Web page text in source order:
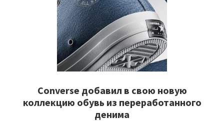
Converse добавил в свою новую
коллекцию обувь из переработанного
денима